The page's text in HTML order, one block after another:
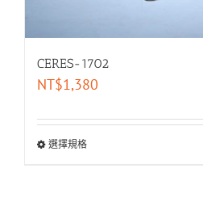
CERES-1702
NT$1,380
選擇規格